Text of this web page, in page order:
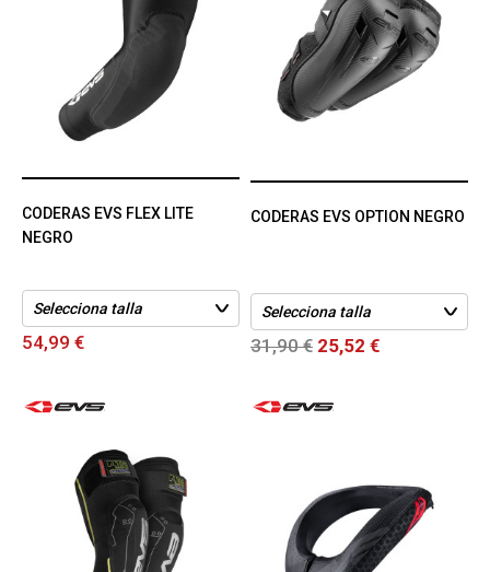
CODERAS EVS FLEX LITE
NEGRO
54,99 €
CODERAS EVS OPTION NEGRO
31,90 € 25,52 €